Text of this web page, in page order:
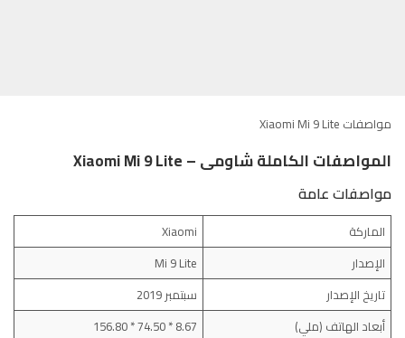
مواصفات Xiaomi Mi 9 Lite
المواصفات الكاملة شاومى – Xiaomi Mi 9 Lite
مواصفات عامة
الماركة
Xiaomi
الإصدار
Mi 9 Lite
تاريخ الإصدار
سبتمبر 2019
أبعاد الهاتف (ملي)
8.67 * 74.50 * 156.80